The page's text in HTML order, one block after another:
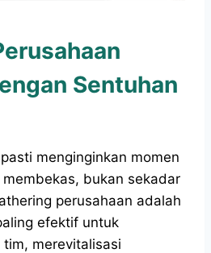
Sentuhan
menginginkan momen
bukan sekadar
perusahaan adalah
efektif untuk
merevitalisasi